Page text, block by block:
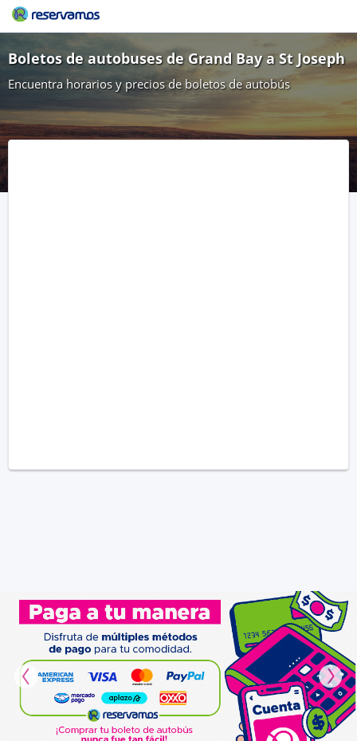
Boletos de autobuses de Grand Bay a St Joseph
Encuentra horarios y precios de boletos de autobús